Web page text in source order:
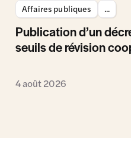
Affaires publiques ...
Publication d’un
seuils de révision
4 août 2026